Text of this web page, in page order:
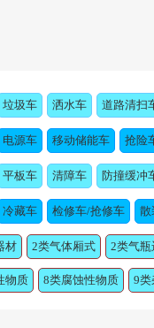
垃圾车 洒水车 道路清扫
电源车 移动储能车 抢险
平板车 清障车 防撞缓冲
冷藏车 检修车/抢修车 散
材 2类气体厢式 2类气
物质 8类腐蚀性物质 9类